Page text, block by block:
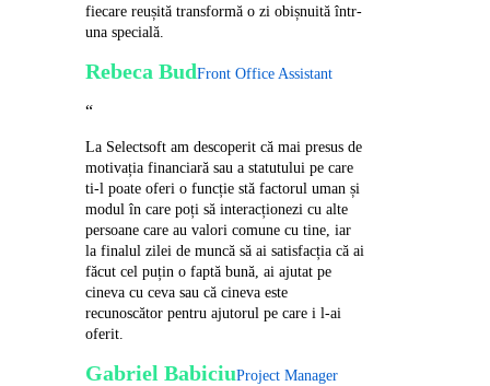
fiecare reușită transformă o zi obișnuită într-
una specială.
Rebeca BudFront Office Assistant
“
La Selectsoft am descoperit că mai presus de
motivația financiară sau a statutului pe care
ti-l poate oferi o funcție stă factorul uman și
modul în care poți să interacționezi cu alte
persoane care au valori comune cu tine, iar
la finalul zilei de muncă să ai satisfacția că ai
făcut cel puțin o faptă bună, ai ajutat pe
cineva cu ceva sau că cineva este
recunoscător pentru ajutorul pe care i l-ai
oferit.
Gabriel BabiciuProject Manager